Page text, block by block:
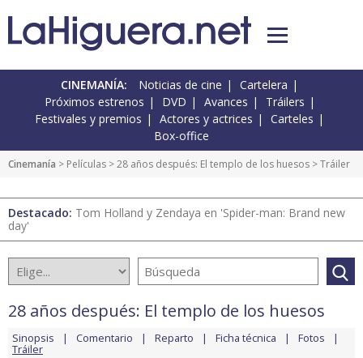
CINEMANÍA: Noticias de cine
Cartelera
Próximos estrenos
DVD Avances
Tráilers
Festivales y premios
Actores y actrices
Carteles
Box-office
Cinemanía > Películas >28 años después: El templo de los huesos > Tráiler
Destacado: Tom Holland y Zendaya en 'Spider-man: Brand new
day'
28 años después: El templo de los huesos
Sinopsis Comentario Reparto Ficha técnica Fotos
Tráiler